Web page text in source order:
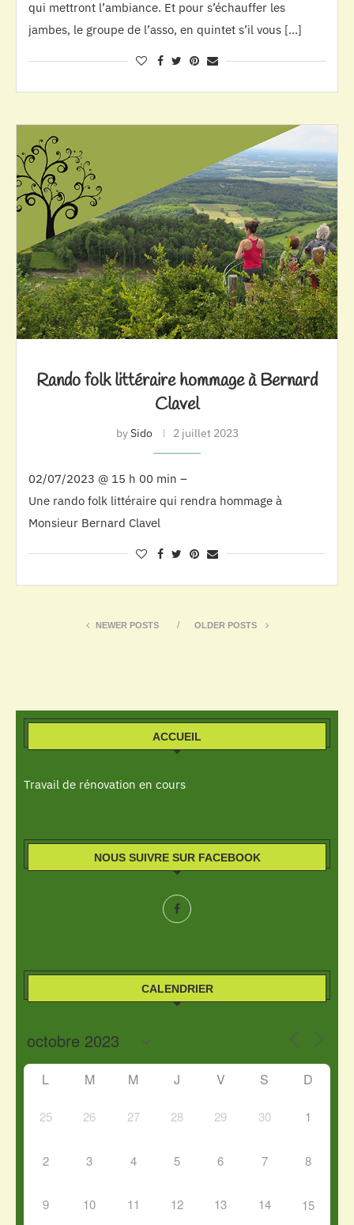
qui mettront l’ambiance. Et pour s’échauffer les
jambes, le groupe de l’asso, en quintet s’il vous […]
Rando folk littéraire hommage à Bernard
Clavel
bySido 2 juillet 2023
02/07/2023 @ 15 h 00 min –
Une rando folk littéraire qui rendra hommage à
Monsieur Bernard Clavel
NEWER POSTS OLDER POSTS
ACCUEIL
Travail de rénovation en cours
NOUS SUIVRE SUR FACEBOOK
CALENDRIER
L M M J V S D
25 26 27 28 29 30 1
2 3 4 5 6 7 8
9 10 11 12 13 14 15